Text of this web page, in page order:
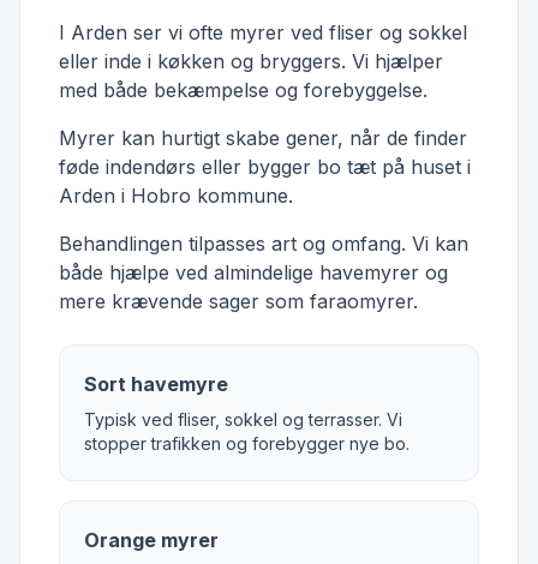
I Arden ser vi ofte myrer ved fliser og sokkel
eller inde i køkken og bryggers. Vi hjælper
med både bekæmpelse og forebyggelse.
Myrer kan hurtigt skabe gener, når de finder
føde indendørs eller bygger bo tæt på huset i
Arden i Hobro kommune.
Behandlingen tilpasses art og omfang. Vi kan
både hjælpe ved almindelige havemyrer og
mere krævende sager som faraomyrer.
Sort havemyre
Typisk ved fliser, sokkel og terrasser. Vi
stopper trafikken og forebygger nye bo.
Orange myrer